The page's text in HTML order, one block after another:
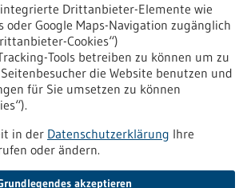
Drittanbieter-Elemente wie
oder Google Maps-Navigation zugänglich
Cookies“)
Tools betreiben zu können um zu
die Website benutzen und
für Sie umsetzen zu können
in der Datenschutzerklärung Ihre
oder ändern.
akzeptieren